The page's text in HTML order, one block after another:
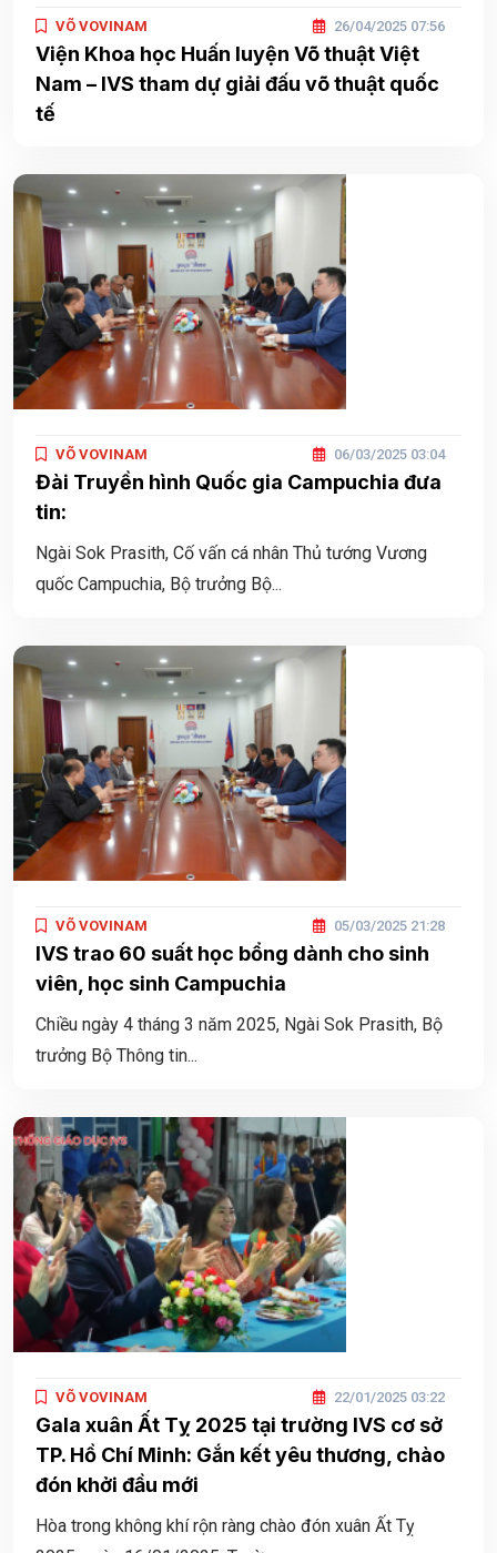
VÕ VOVINAM 26/04/2025 07:56
Viện Khoa học Huấn luyện Võ thuật Việt
Nam – IVS tham dự giải đấu võ thuật quốc
tế
VÕ VOVINAM 06/03/2025 03:04
Đài Truyền hình Quốc gia Campuchia đưa
tin:
Ngài Sok Prasith, Cố vấn cá nhân Thủ tướng Vương
quốc Campuchia, Bộ trưởng Bộ...
VÕ VOVINAM 05/03/2025 21:28
IVS trao 60 suất học bổng dành cho sinh
viên, học sinh Campuchia
Chiều ngày 4 tháng 3 năm 2025, Ngài Sok Prasith, Bộ
trưởng Bộ Thông tin...
VÕ VOVINAM 22/01/2025 03:22
Gala xuân Ất Tỵ 2025 tại trường IVS cơ sở
TP. Hồ Chí Minh: Gắn kết yêu thương, chào
đón khởi đầu mới
Hòa trong không khí rộn ràng chào đón xuân Ất Tỵ